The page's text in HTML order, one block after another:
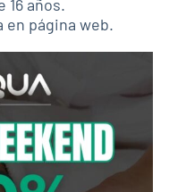
16 años.
en página web.